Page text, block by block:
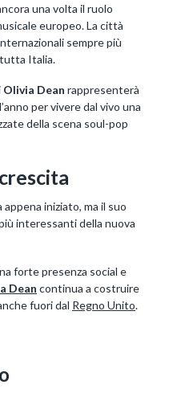
una volta il ruolo
europeo. La città
sempre più
Italia.
Olivia Dean rappresenterà
per vivere dal vivo una
della scena soul-pop
appena iniziato, ma il suo
interessanti della nuova
forte presenza social e
Dean continua a costruire
fuori dal Regno Unito.